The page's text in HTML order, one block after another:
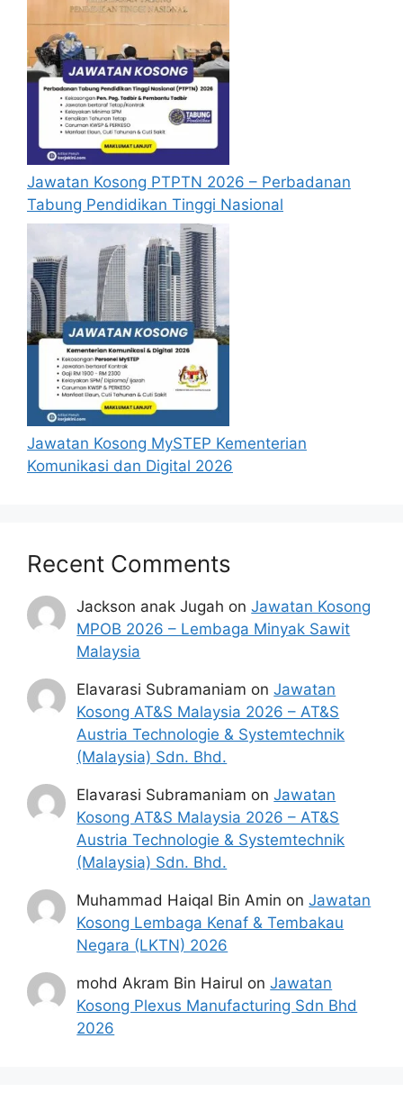
Syarat Permohonan
Jawatan Kosong PTPTN 2026 – Perbadanan
Tabung Pendidikan Tinggi Nasional
Jawatan Kosong MySTEP Kementerian
Komunikasi dan Digital 2026
Recent Comments
Jackson anak Jugah onJawatan Kosong
MPOB 2026 – Lembaga Minyak Sawit
Malaysia
Elavarasi Subramaniam onJawatan
Kosong AT&S Malaysia 2026 – AT&S
Austria Technologie & Systemtechnik
(Malaysia) Sdn. Bhd.
Elavarasi Subramaniam onJawatan
Kosong AT&S Malaysia 2026 – AT&S
Austria Technologie & Systemtechnik
(Malaysia) Sdn. Bhd.
Muhammad Haiqal Bin Amin onJawatan
Kosong Lembaga Kenaf & Tembakau
Negara (LKTN) 2026
mohd Akram Bin Hairul onJawatan
Kosong Plexus Manufacturing Sdn Bhd
2026